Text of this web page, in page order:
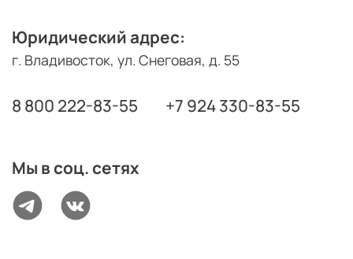
Юридический адрес:
г. Владивосток, ул. Снеговая, д. 55
8 800 222-83-55 +7 924 330-83-55
Мы в соц. сетях